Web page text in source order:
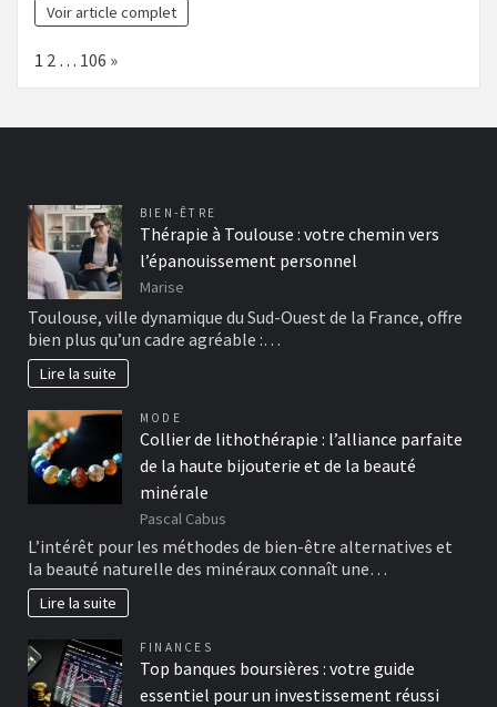
Voir article complet
Page:
1 2 … 106 Next
»
BIEN-ÊTRE
Thérapie à Toulouse : votre chemin vers
l’épanouissement personnel
Marise
Toulouse, ville dynamique du Sud-Ouest de la France, offre
bien plus qu’un cadre agréable :…
Lire la suite
MODE
Collier de lithothérapie : l’alliance parfaite
de la haute bijouterie et de la beauté
minérale
Pascal Cabus
L’intérêt pour les méthodes de bien-être alternatives et
la beauté naturelle des minéraux connaît une…
Lire la suite
FINANCES
Top banques boursières : votre guide
essentiel pour un investissement réussi